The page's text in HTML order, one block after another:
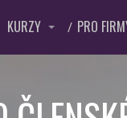
KURZY PRO